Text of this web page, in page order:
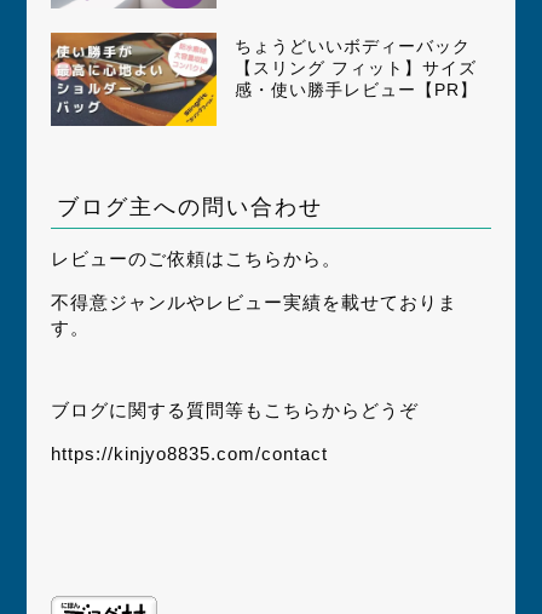
ちょうどいいボディーバック
【スリング フィット】サイズ
感・使い勝手レビュー【PR】
ブログ主への問い合わせ
レビューのご依頼はこちらから。
不得意ジャンルやレビュー実績を載せておりま
す。
ブログに関する質問等もこちらからどうぞ
https://kinjyo8835.com/contact